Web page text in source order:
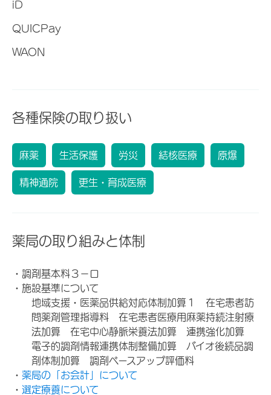
iD
QUICPay
WAON
各種保険の取り扱い
麻薬 生活保護 労災 結核医療 原爆
精神通院 更生・育成医療
薬局の取り組みと体制
・調剤基本料３－ロ
・施設基準について
地域支援・医薬品供給対応体制加算１ 在宅患者訪
問薬剤管理指導料 在宅患者医療用麻薬持続注射療
法加算 在宅中心静脈栄養法加算 連携強化加算
電子的調剤情報連携体制整備加算 バイオ後続品調
剤体制加算 調剤ベースアップ評価料
・ 薬局の「お会計」について
・ 選定療養について